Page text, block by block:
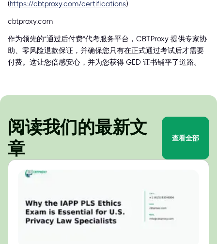
(https://cbtproxy.com/certifications)
cbtproxy.com
作为领先的“通过后付费”代考服务平台，CBTProxy 提供专家协
助、零风险退款保证，并确保您只有在正式通过考试后才需要
付费。这让您倍感安心，并为您获得 GED 证书铺平了道路。
阅读我们的最新文
章
查看全部